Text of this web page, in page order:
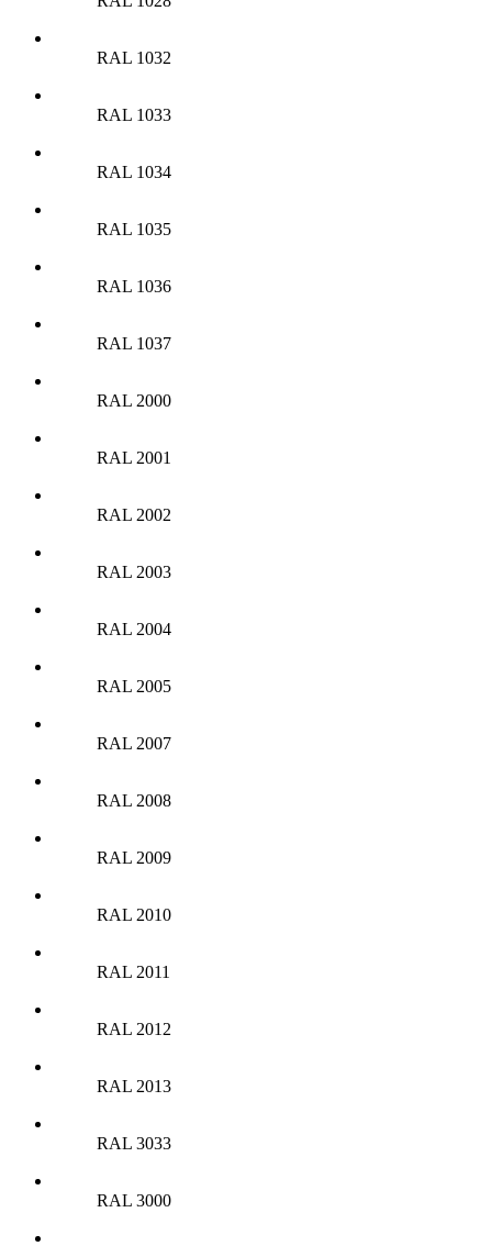
RAL 1032
RAL 1033
RAL 1034
RAL 1035
RAL 1036
RAL 1037
RAL 2000
RAL 2001
RAL 2002
RAL 2003
RAL 2004
RAL 2005
RAL 2007
RAL 2008
RAL 2009
RAL 2010
RAL 2011
RAL 2012
RAL 2013
RAL 3033
RAL 3000